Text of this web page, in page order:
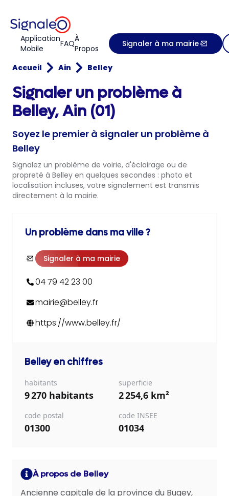
Application
Mobile
FAQÀ
Propos
Signaler à ma mairie
Accueil Ain Belley
Signaler un problème à
Belley, Ain (01)
Soyez le premier à signaler un problème à
Belley
Signalez un problème de voirie, d'éclairage ou de
propreté à Belley en quelques secondes : photo et
localisation incluses, votre signalement est transmis
directement à la mairie.
Un problème dans ma ville ?
Signaler à ma mairie
04 79 42 23 00
mairie@belley.fr
https://www.belley.fr/
Belleyen chiffres
habitants
9 270 habitants
superficie
2 254,6 km²
code postal
01300
code INSEE
01034
À propos de Belley
Ancienne capitale de la province du Bugey,